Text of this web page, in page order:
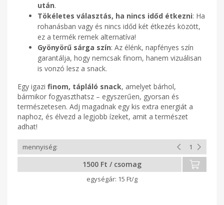
után.
Tökéletes választás, ha nincs időd étkezni: Ha
rohanásban vagy és nincs időd két étkezés között,
ez a termék remek alternatíva!
Gyönyörű sárga szín: Az élénk, napfényes szín
garantálja, hogy nemcsak finom, hanem vizuálisan
is vonzó lesz a snack.
Egy igazi finom, tápláló snack, amelyet bárhol,
bármikor fogyaszthatsz – egyszerűen, gyorsan és
természetesen. Adj magadnak egy kis extra energiát a
naphoz, és élvezd a legjobb ízeket, amit a természet
adhat!
1500 Ft / csomag
15 Ft/g